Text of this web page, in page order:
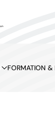
FORMATION &